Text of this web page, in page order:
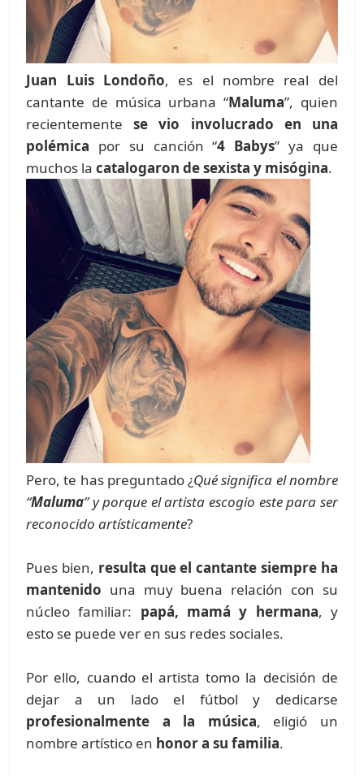
Juan Luis Londoño, es el nombre real del
cantante de música urbana “Maluma”, quien
recientementese vio involucrado en una
polémica por su canción “4 Babys” ya que
muchos lacatalogaron de sexista y misógina.
Pero, te has preguntado ¿Qué significa el nombre
“Maluma” y porque el artista escogio este para ser
reconocido artísticamente?
Pues bien, resulta que el cantante siempre ha
mantenido una muy buena relación con su
núcleo familiar: papá, mamá y hermana, y
esto se puede ver en sus redes sociales.
Por ello, cuando el artista tomo la decisión de
dejar a un lado el fútbol y dedicarse
profesionalmente a la música, eligió un
nombre artístico en honor a su familia.